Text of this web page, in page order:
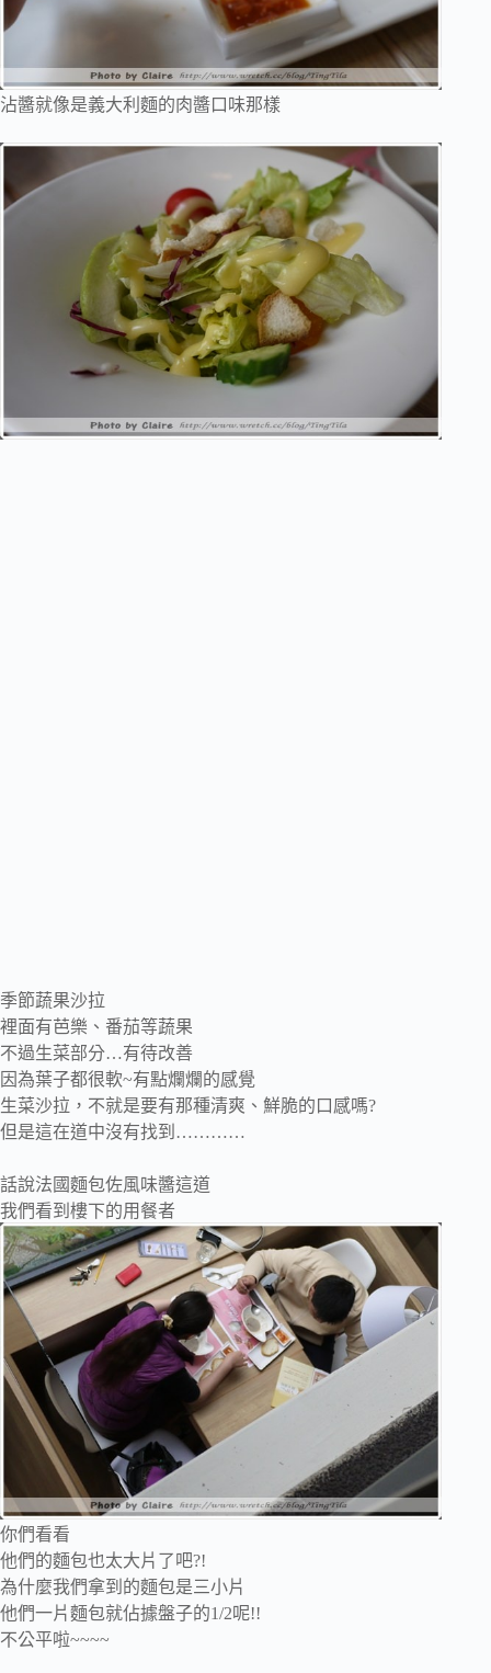
沾醬就像是義大利麵的肉醬口味那樣
季節蔬果沙拉
裡面有芭樂、番茄等蔬果
不過生菜部分…有待改善
因為葉子都很軟~有點爛爛的感覺
生菜沙拉，不就是要有那種清爽、鮮脆的口感嗎?
但是這在道中沒有找到…………
話說法國麵包佐風味醬這道
我們看到樓下的用餐者
你們看看
他們的麵包也太大片了吧?!
為什麼我們拿到的麵包是三小片
他們一片麵包就佔據盤子的1/2呢!!
不公平啦~~~~